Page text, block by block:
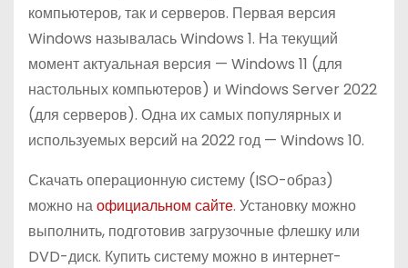
компьютеров, так и серверов. Первая версия
Windows называлась Windows 1. На текущий
момент актуальная версия — Windows 11 (для
настольных компьютеров) и Windows Server 2022
(для серверов). Одна их самых популярных и
используемых версий на 2022 год — Windows 10.
Скачать операционную систему (ISO-образ)
можно наофициальном сайте. Установку можно
выполнить, подготовив загрузочные флешку или
DVD-диск. Купить систему можно в интернет-